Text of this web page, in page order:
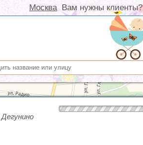
Вам нужны клиенты?
Москва